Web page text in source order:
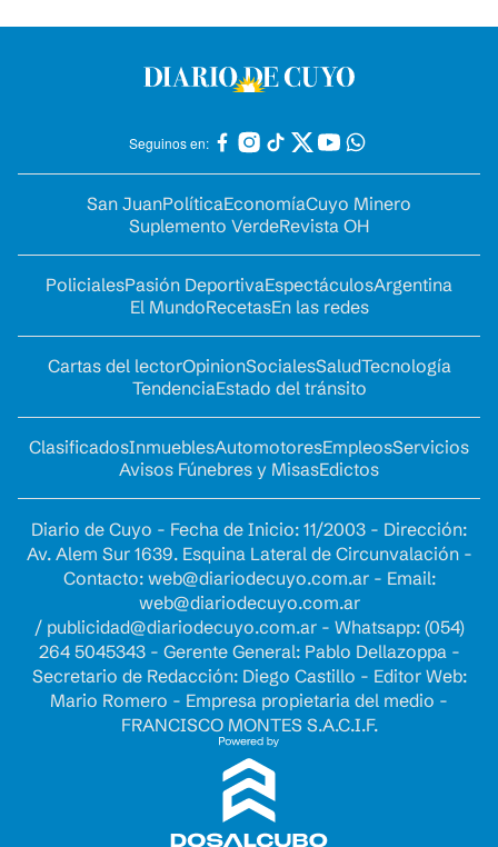
Seguinos en:
San JuanPolíticaEconomíaCuyo Minero
Suplemento VerdeRevista OH
PolicialesPasión DeportivaEspectáculosArgentina
El MundoRecetasEn las redes
Cartas del lectorOpinionSocialesSaludTecnología
TendenciaEstado del tránsito
ClasificadosInmueblesAutomotoresEmpleosServicios
Avisos Fúnebres y MisasEdictos
Diario de Cuyo - Fecha de Inicio: 11/2003 - Dirección:
Av. Alem Sur 1639. Esquina Lateral de Circunvalación -
Contacto: web@diariodecuyo.com.ar- Email:
web@diariodecuyo.com.ar
/ publicidad@diariodecuyo.com.ar- Whatsapp: (054)
264 5045343 - Gerente General: Pablo Dellazoppa -
Secretario de Redacción: Diego Castillo - Editor Web:
Mario Romero - Empresa propietaria del medio -
FRANCISCO MONTES S.A.C.I.F.